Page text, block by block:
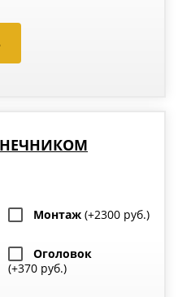
Монтаж (+2300 руб.)
Оголовок
(+370 руб.)